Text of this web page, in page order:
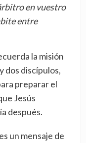
en vuestro
entre
la misión
dos discípulos,
preparar el
Jesús
después.
un mensaje de